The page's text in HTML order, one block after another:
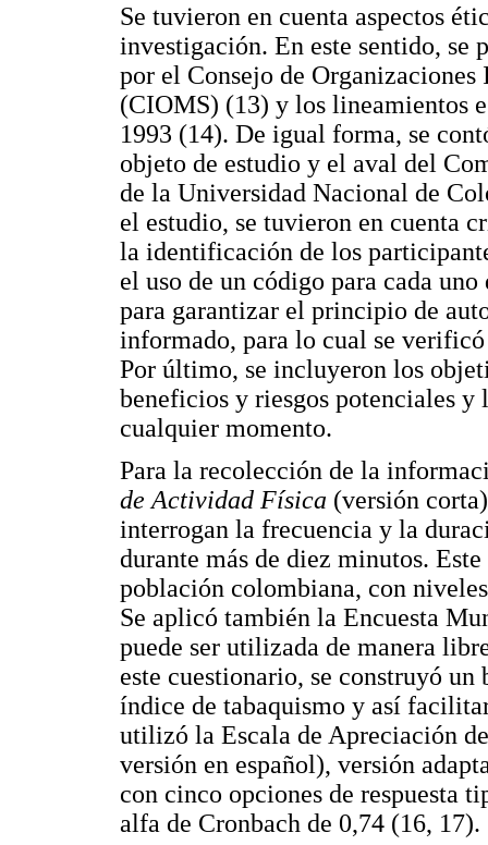
Se tuvieron en cuenta aspectos
investigación. En este sentido, se
por el Consejo de
(CIOMS) (13) y los lineamientos
1993 (14). De igual forma, se
objeto de estudio y el aval del
de la Universidad Nacional de
el estudio, se tuvieron en cuenta
la identificación de los
el uso de un código para cada
para garantizar el principio de
informado, para lo cual se
Por último, se incluyeron los
beneficios y riesgos potenciales
cualquier momento.
Para la recolección de la
de Actividad Física (versión
interrogan la frecuencia y la
durante más de diez minutos.
población colombiana, con
Se aplicó también la Encuesta
puede ser utilizada de manera
este cuestionario, se construyó
índice de tabaquismo y así
utilizó la Escala de Apreciación
versión en español), versión
con cinco opciones de respuesta
alfa de Cronbach de 0,74 (16, 17).